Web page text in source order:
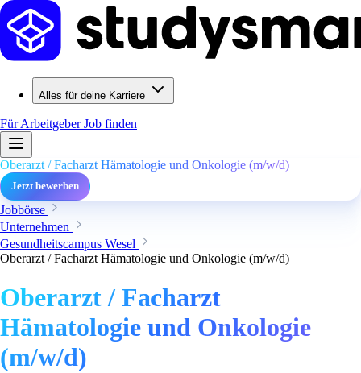
Alles für deine Karriere
Für ArbeitgeberJob finden
Oberarzt / Facharzt Hämatologie und Onkologie (m/w/d)
Jetzt bewerben
Jobbörse
Unternehmen
Gesundheitscampus Wesel
Oberarzt / Facharzt Hämatologie und Onkologie (m/w/d)
Oberarzt / Facharzt
Hämatologie und Onkologie
(m/w/d)